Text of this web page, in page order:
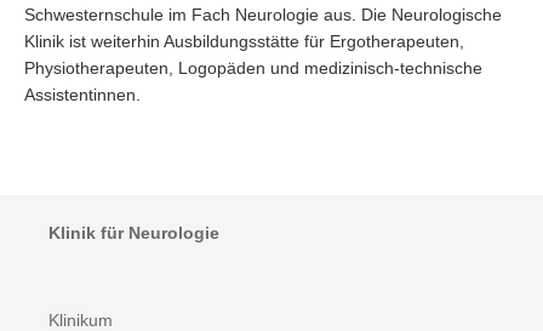
Schwesternschule im Fach Neurologie aus. Die Neurologische
Klinik ist weiterhin Ausbildungsstätte für Ergotherapeuten,
Physiotherapeuten, Logopäden und medizinisch-technische
Assistentinnen.
Klinik für Neurologie
Klinikum